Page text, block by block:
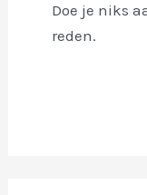
Doe je niks
reden.